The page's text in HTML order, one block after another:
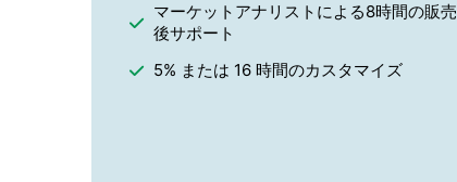
マーケットアナリストによる8時間の販売
後サポート
5% または 16 時間のカスタマイズ